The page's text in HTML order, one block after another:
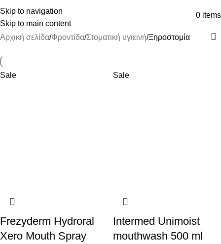
Skip to navigation
Skip to main content
ΔΩΡΕΑΝ ΜΕΤΑΦΟΡΙΚΑ ΑΝΩ ΤΩΝ 45€
0 items
Αρχική σελίδα Φροντίδα Στοματική υγιεινή Ξηροστομία
Sale
Frezyderm Hydroral
Xero Mouth Spray
Sale
Intermed Unimoist
mouthwash 500 ml